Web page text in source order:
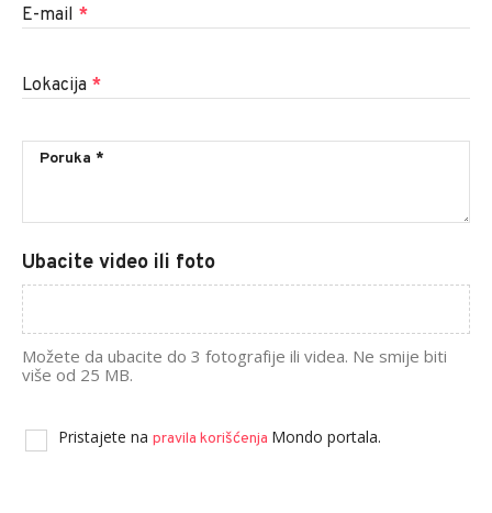
E-mail *
Lokacija *
Ubacite video ili foto
Možete da ubacite do 3 fotografije ili videa. Ne smije biti
više od 25 MB.
Pristajete na pravila korišćenja Mondo portala.